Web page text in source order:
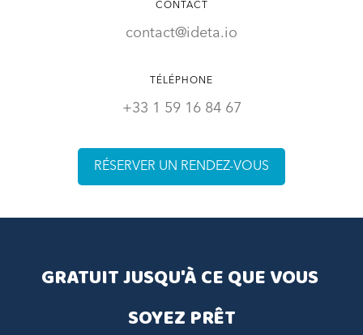
CONTACT
contact@ideta.io
TÉLÉPHONE
+33 1 59 16 84 67
RÉSERVER UN RENDEZ-VOUS
GRATUIT JUSQU'À CE QUE VOUS
SOYEZ PRÊT